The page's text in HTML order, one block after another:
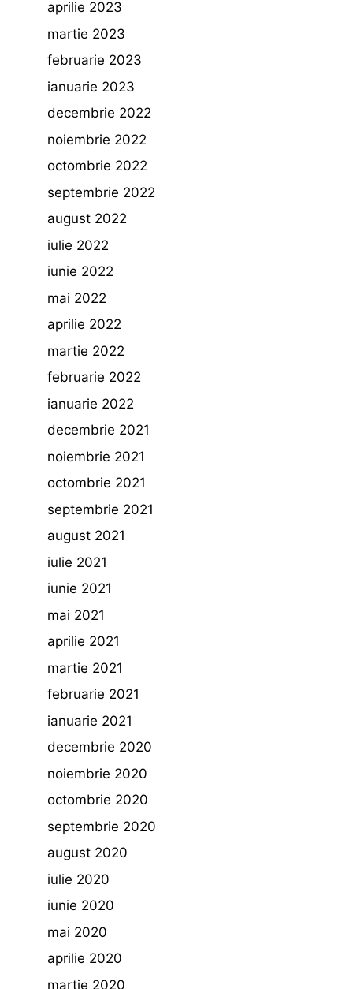
aprilie 2023
martie 2023
februarie 2023
ianuarie 2023
decembrie 2022
noiembrie 2022
octombrie 2022
septembrie 2022
august 2022
iulie 2022
iunie 2022
mai 2022
aprilie 2022
martie 2022
februarie 2022
ianuarie 2022
decembrie 2021
noiembrie 2021
octombrie 2021
septembrie 2021
august 2021
iulie 2021
iunie 2021
mai 2021
aprilie 2021
martie 2021
februarie 2021
ianuarie 2021
decembrie 2020
noiembrie 2020
octombrie 2020
septembrie 2020
august 2020
iulie 2020
iunie 2020
mai 2020
aprilie 2020
martie 2020